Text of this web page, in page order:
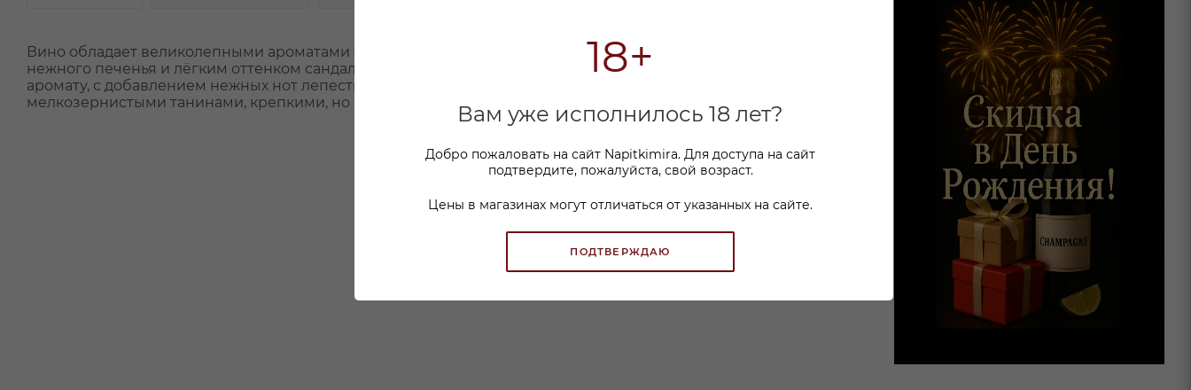
18+
Вам уже исполнилось 18 лет?
Добро пожаловать на сайт Napitkimira. Для доступа на сайт
подтвердите, пожалуйста, свой возраст.
Цены в магазинах могут отличаться от указанных на сайте.
ПОДТВЕРЖДАЮ
Вино обладает великолепными ароматами черники, вишни и фиалки, обрамленными нотками орехов,
нежного печенья и лёгким оттенком сандалового дерева, придающим элегантность. Вкус соответствует
аромату, с добавлением нежных нот лепестков роз. Оно свежее, сочное и полно жизни, с элегантными,
мелкозернистыми танинами, крепкими, но нежными, что говорит о вине с огромным потенциалом выдержки.